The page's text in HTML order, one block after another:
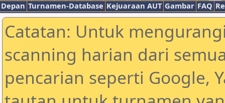
Depan Turnamen-Database Kejuaraan AUT Gambar FAQ
Catatan: Untuk
scanning harian dari
pencarian seperti Google,